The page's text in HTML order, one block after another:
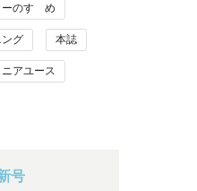
のすゝめ
ング 本誌
アユース
号